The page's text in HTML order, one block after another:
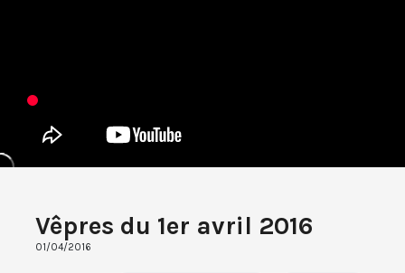
Vêpres du 1er avril 2016
01/04/2016